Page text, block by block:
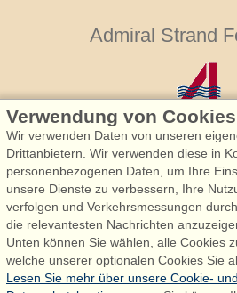
Admiral Strand
Admiral Strand
Houstrupvej 170,
6830 Nørre
+45 70 60 87
Verwendung von Cookies
Wir verwenden Daten von unseren
Drittanbietern. Wir verwenden diese in
personenbezogenen Daten, um Ihre
unsere Dienste zu verbessern, Ihre
verfolgen und Verkehrsmessungen
die relevantesten Nachrichten
Unten können Sie wählen, alle Cookies
welche unserer optionalen Cookies Sie
Lesen Sie mehr über unsere Cookie- und